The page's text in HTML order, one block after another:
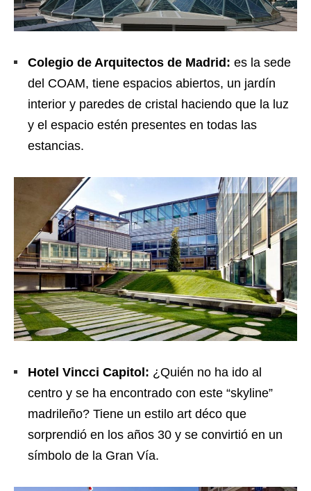
Colegio de Arquitectos de Madrid: es la sede
del COAM, tiene espacios abiertos, un jardín
interior y paredes de cristal haciendo que la luz
y el espacio estén presentes en todas las
estancias.
Hotel Vincci Capitol: ¿Quién no ha ido al
centro y se ha encontrado con este “skyline”
madrileño? Tiene un estilo art déco que
sorprendió en los años 30 y se convirtió en un
símbolo de la Gran Vía.